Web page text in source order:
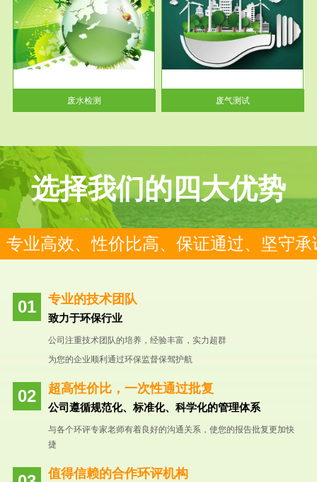
废水检测
废气测试
检测范围工业废气检测包括有机
废气和无机废气。有机废气主要
包括...
废气测试
选择我们的四大优势
专业高效、性价比高、保证通过、坚守承
专业的技术团队
致力于环保行业
公司注重技术团队的培养，经验丰富，实力超群
为您的企业顺利通过环保监督保驾护航
超高性价比，一次性通过批复
公司遵循规范化、标准化、科学化的管理体系
与各个环评专家老师有着良好的沟通关系，使您的报告批复更加快
捷
值得信赖的合作环评机构